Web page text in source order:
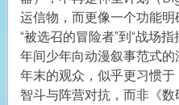
运信物，而更像一个功能
“被选召的冒险者”到“战场
年间少年向动漫叙事范式
年末的观众，似乎更习惯
智斗与阵营对抗，而非《